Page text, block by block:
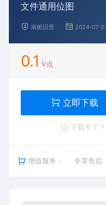
文件通用位图
南栀旧景 2024-07-
0.1 V点
立即下载
下载不了
增值服务： 专享售后